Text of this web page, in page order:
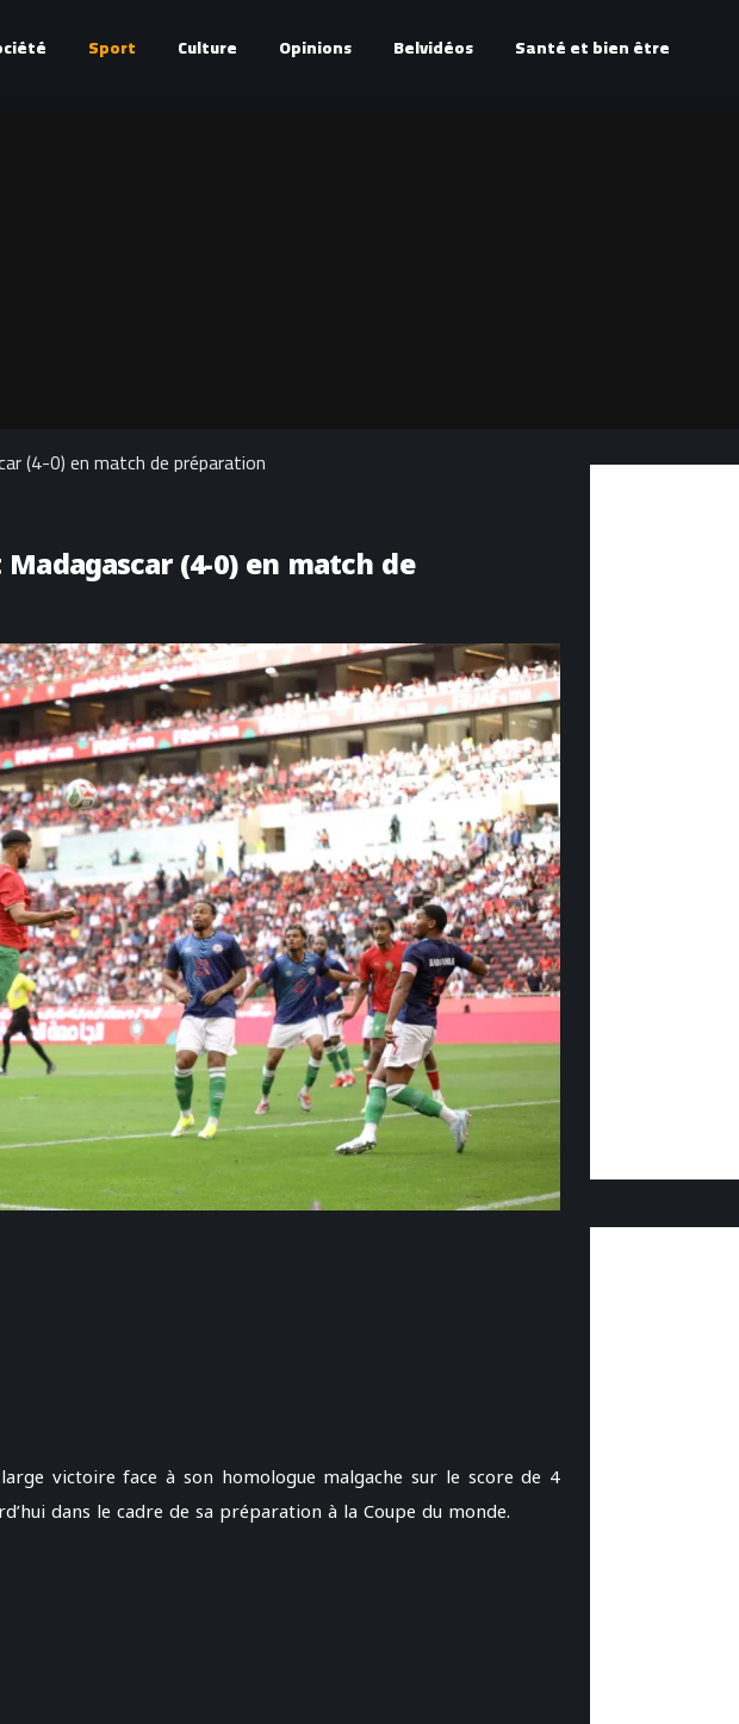
Sport Culture Opinions Belvidéos Santé et bien être
(4-0) en match de préparation
(4-0) en match de
victoire face à son homologue malgache sur le score de 4
dans le cadre de sa préparation à la Coupe du monde.